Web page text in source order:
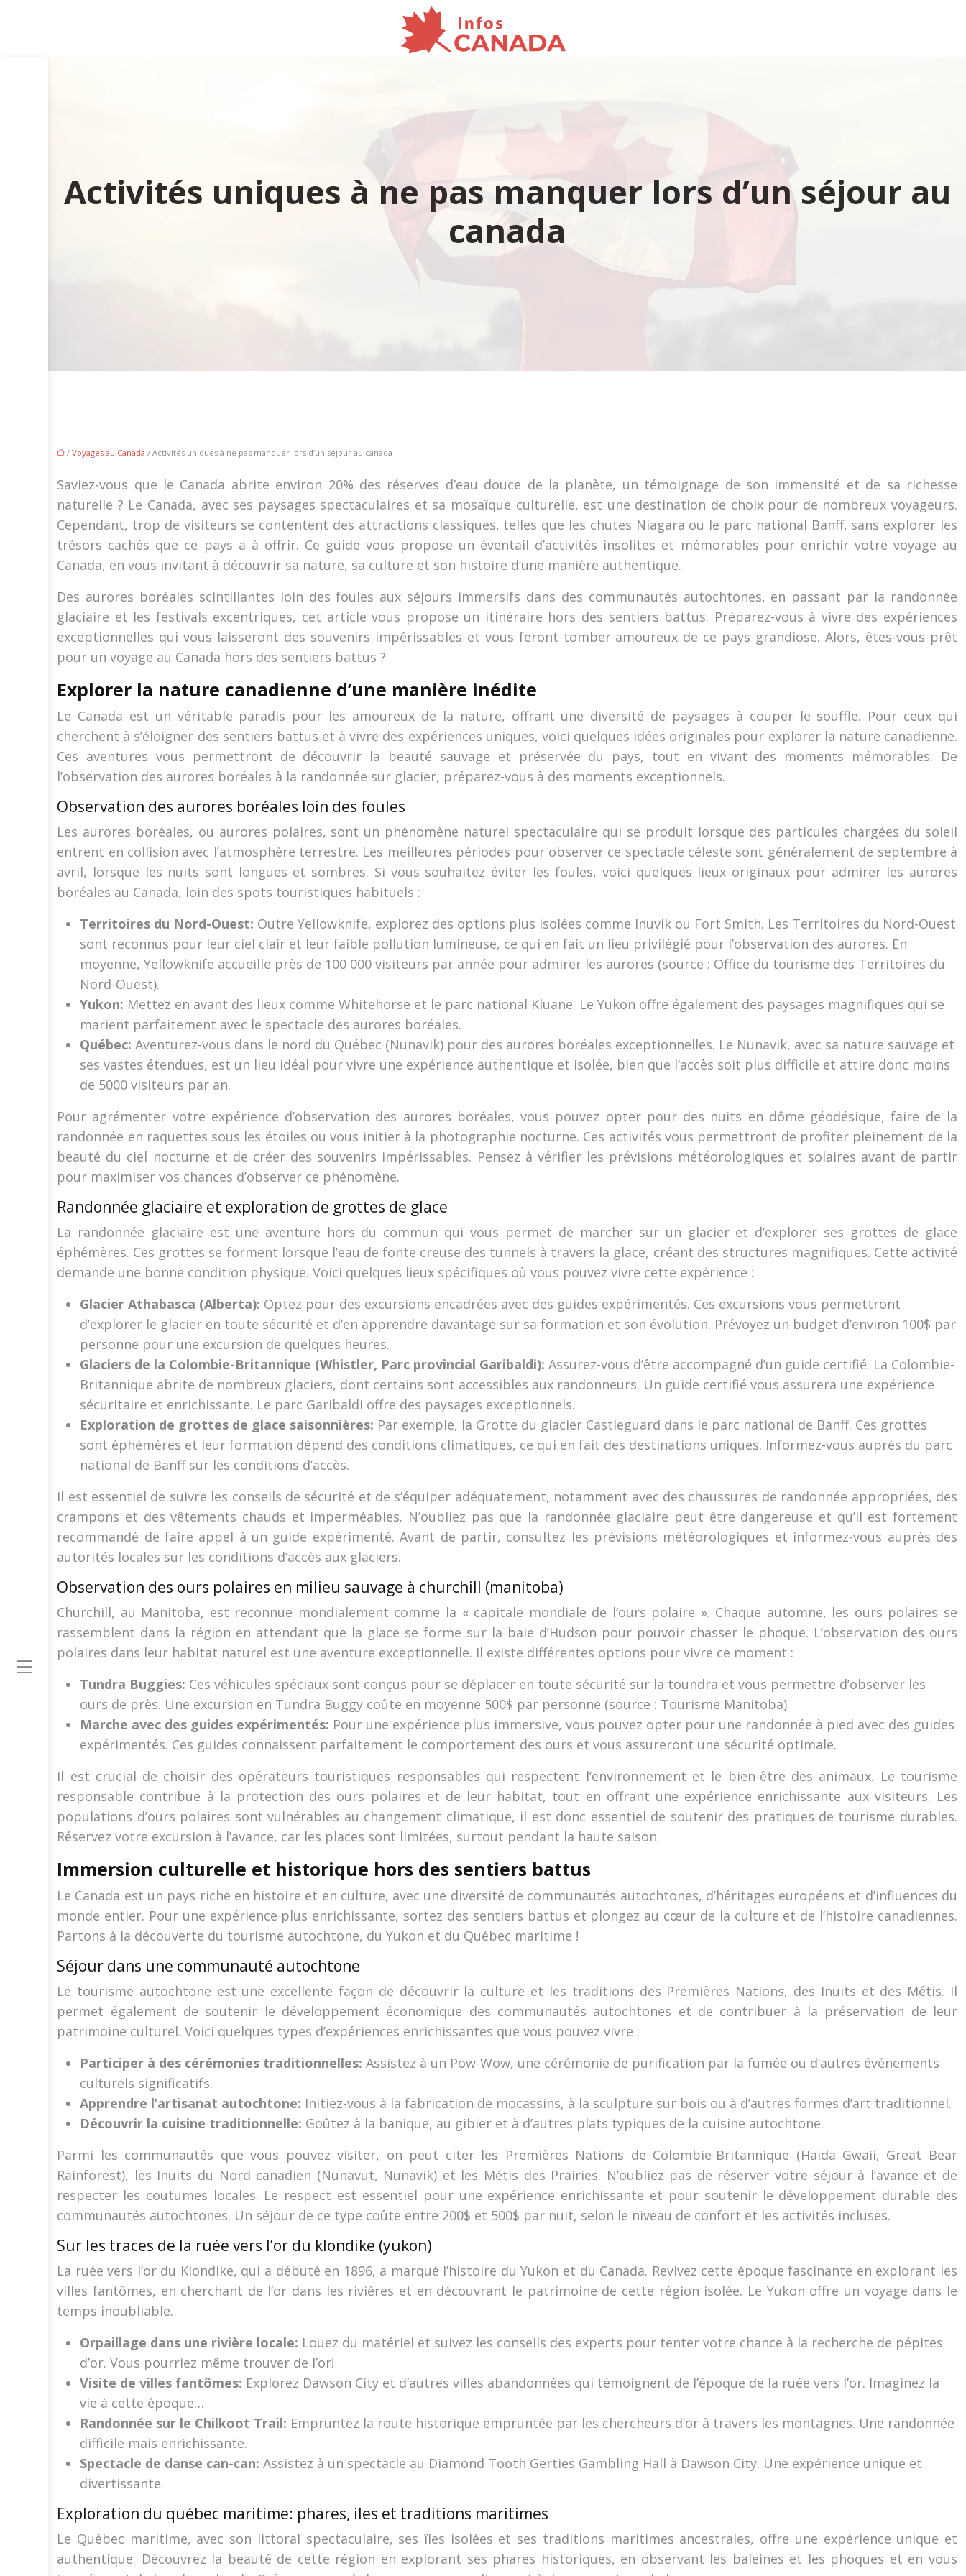
Activités uniques à ne pas manquer lors d’un séjour au
canada
/Voyages au Canada / Activités uniques à ne pas manquer lors d’un séjour au canada
Saviez-vous que le Canada abrite environ 20% des réserves d’eau douce de la planète, un témoignage de son immensité et de sa richesse
naturelle ? Le Canada, avec ses paysages spectaculaires et sa mosaïque culturelle, est une destination de choix pour de nombreux voyageurs.
Cependant, trop de visiteurs se contentent des attractions classiques, telles que les chutes Niagara ou le parc national Banff, sans explorer les
trésors cachés que ce pays a à offrir. Ce guide vous propose un éventail d’activités insolites et mémorables pour enrichir votre voyage au
Canada, en vous invitant à découvrir sa nature, sa culture et son histoire d’une manière authentique.
Des aurores boréales scintillantes loin des foules aux séjours immersifs dans des communautés autochtones, en passant par la randonnée
glaciaire et les festivals excentriques, cet article vous propose un itinéraire hors des sentiers battus. Préparez-vous à vivre des expériences
exceptionnelles qui vous laisseront des souvenirs impérissables et vous feront tomber amoureux de ce pays grandiose. Alors, êtes-vous prêt
pour un voyage au Canada hors des sentiers battus ?
Explorer la nature canadienne d’une manière inédite
Le Canada est un véritable paradis pour les amoureux de la nature, offrant une diversité de paysages à couper le souffle. Pour ceux qui
cherchent à s’éloigner des sentiers battus et à vivre des expériences uniques, voici quelques idées originales pour explorer la nature canadienne.
Ces aventures vous permettront de découvrir la beauté sauvage et préservée du pays, tout en vivant des moments mémorables. De
l’observation des aurores boréales à la randonnée sur glacier, préparez-vous à des moments exceptionnels.
Observation des aurores boréales loin des foules
Les aurores boréales, ou aurores polaires, sont un phénomène naturel spectaculaire qui se produit lorsque des particules chargées du soleil
entrent en collision avec l’atmosphère terrestre. Les meilleures périodes pour observer ce spectacle céleste sont généralement de septembre à
avril, lorsque les nuits sont longues et sombres. Si vous souhaitez éviter les foules, voici quelques lieux originaux pour admirer les aurores
boréales au Canada, loin des spots touristiques habituels :
Territoires du Nord-Ouest: Outre Yellowknife, explorez des options plus isolées comme Inuvik ou Fort Smith. Les Territoires du Nord-Ouest
sont reconnus pour leur ciel clair et leur faible pollution lumineuse, ce qui en fait un lieu privilégié pour l’observation des aurores. En
moyenne, Yellowknife accueille près de 100 000 visiteurs par année pour admirer les aurores (source : Office du tourisme des Territoires du
Nord-Ouest).
Yukon: Mettez en avant des lieux comme Whitehorse et le parc national Kluane. Le Yukon offre également des paysages magnifiques qui se
marient parfaitement avec le spectacle des aurores boréales.
Québec:Aventurez-vous dans le nord du Québec (Nunavik) pour des aurores boréales exceptionnelles. Le Nunavik, avec sa nature sauvage et
ses vastes étendues, est un lieu idéal pour vivre une expérience authentique et isolée, bien que l’accès soit plus difficile et attire donc moins
de 5000 visiteurs par an.
Pour agrémenter votre expérience d’observation des aurores boréales, vous pouvez opter pour des nuits en dôme géodésique, faire de la
randonnée en raquettes sous les étoiles ou vous initier à la photographie nocturne. Ces activités vous permettront de profiter pleinement de la
beauté du ciel nocturne et de créer des souvenirs impérissables. Pensez à vérifier les prévisions météorologiques et solaires avant de partir
pour maximiser vos chances d’observer ce phénomène.
Randonnée glaciaire et exploration de grottes de glace
La randonnée glaciaire est une aventure hors du commun qui vous permet de marcher sur un glacier et d’explorer ses grottes de glace
éphémères. Ces grottes se forment lorsque l’eau de fonte creuse des tunnels à travers la glace, créant des structures magnifiques. Cette activité
demande une bonne condition physique. Voici quelques lieux spécifiques où vous pouvez vivre cette expérience :
Glacier Athabasca (Alberta): Optez pour des excursions encadrées avec des guides expérimentés. Ces excursions vous permettront
d’explorer le glacier en toute sécurité et d’en apprendre davantage sur sa formation et son évolution. Prévoyez un budget d’environ 100$ par
personne pour une excursion de quelques heures.
Glaciers de la Colombie-Britannique (Whistler, Parc provincial Garibaldi):Assurez-vous d’être accompagné d’un guide certifié. La Colombie-
Britannique abrite de nombreux glaciers, dont certains sont accessibles aux randonneurs. Un guide certifié vous assurera une expérience
sécuritaire et enrichissante. Le parc Garibaldi offre des paysages exceptionnels.
Exploration de grottes de glace saisonnières: Par exemple, la Grotte du glacier Castleguard dans le parc national de Banff. Ces grottes
sont éphémères et leur formation dépend des conditions climatiques, ce qui en fait des destinations uniques. Informez-vous auprès du parc
national de Banff sur les conditions d’accès.
Il est essentiel de suivre les conseils de sécurité et de s’équiper adéquatement, notamment avec des chaussures de randonnée appropriées, des
crampons et des vêtements chauds et imperméables. N’oubliez pas que la randonnée glaciaire peut être dangereuse et qu’il est fortement
recommandé de faire appel à un guide expérimenté. Avant de partir, consultez les prévisions météorologiques et informez-vous auprès des
autorités locales sur les conditions d’accès aux glaciers.
Observation des ours polaires en milieu sauvage à churchill (manitoba)
Churchill, au Manitoba, est reconnue mondialement comme la « capitale mondiale de l’ours polaire ». Chaque automne, les ours polaires se
rassemblent dans la région en attendant que la glace se forme sur la baie d’Hudson pour pouvoir chasser le phoque. L’observation des ours
polaires dans leur habitat naturel est une aventure exceptionnelle. Il existe différentes options pour vivre ce moment :
Tundra Buggies: Ces véhicules spéciaux sont conçus pour se déplacer en toute sécurité sur la toundra et vous permettre d’observer les
ours de près. Une excursion en Tundra Buggy coûte en moyenne 500$ par personne (source : Tourisme Manitoba).
Marche avec des guides expérimentés: Pour une expérience plus immersive, vous pouvez opter pour une randonnée à pied avec des guides
expérimentés. Ces guides connaissent parfaitement le comportement des ours et vous assureront une sécurité optimale.
Il est crucial de choisir des opérateurs touristiques responsables qui respectent l’environnement et le bien-être des animaux. Le tourisme
responsable contribue à la protection des ours polaires et de leur habitat, tout en offrant une expérience enrichissante aux visiteurs. Les
populations d’ours polaires sont vulnérables au changement climatique, il est donc essentiel de soutenir des pratiques de tourisme durables.
Réservez votre excursion à l’avance, car les places sont limitées, surtout pendant la haute saison.
Immersion culturelle et historique hors des sentiers battus
Le Canada est un pays riche en histoire et en culture, avec une diversité de communautés autochtones, d’héritages européens et d’influences du
monde entier. Pour une expérience plus enrichissante, sortez des sentiers battus et plongez au cœur de la culture et de l’histoire canadiennes.
Partons à la découverte du tourisme autochtone, du Yukon et du Québec maritime !
Séjour dans une communauté autochtone
Le tourisme autochtone est une excellente façon de découvrir la culture et les traditions des Premières Nations, des Inuits et des Métis. Il
permet également de soutenir le développement économique des communautés autochtones et de contribuer à la préservation de leur
patrimoine culturel. Voici quelques types d’expériences enrichissantes que vous pouvez vivre :
Participer à des cérémonies traditionnelles:Assistez à un Pow-Wow, une cérémonie de purification par la fumée ou d’autres événements
culturels significatifs.
Apprendre l’artisanat autochtone: Initiez-vous à la fabrication de mocassins, à la sculpture sur bois ou à d’autres formes d’art traditionnel.
Découvrir la cuisine traditionnelle: Goûtez à la banique, au gibier et à d’autres plats typiques de la cuisine autochtone.
Parmi les communautés que vous pouvez visiter, on peut citer les Premières Nations de Colombie-Britannique (Haida Gwaii, Great Bear
Rainforest), les Inuits du Nord canadien (Nunavut, Nunavik) et les Métis des Prairies. N’oubliez pas de réserver votre séjour à l’avance et de
respecter les coutumes locales. Le respect est essentiel pour une expérience enrichissante et pour soutenir le développement durable des
communautés autochtones. Un séjour de ce type coûte entre 200$ et 500$ par nuit, selon le niveau de confort et les activités incluses.
Sur les traces de la ruée vers l’or du klondike (yukon)
La ruée vers l’or du Klondike, qui a débuté en 1896, a marqué l’histoire du Yukon et du Canada. Revivez cette époque fascinante en explorant les
villes fantômes, en cherchant de l’or dans les rivières et en découvrant le patrimoine de cette région isolée. Le Yukon offre un voyage dans le
temps inoubliable.
Orpaillage dans une rivière locale: Louez du matériel et suivez les conseils des experts pour tenter votre chance à la recherche de pépites
d’or. Vous pourriez même trouver de l’or!
Visite de villes fantômes: Explorez Dawson City et d’autres villes abandonnées qui témoignent de l’époque de la ruée vers l’or. Imaginez la
vie à cette époque…
Randonnée sur le Chilkoot Trail: Empruntez la route historique empruntée par les chercheurs d’or à travers les montagnes. Une randonnée
difficile mais enrichissante.
Spectacle de danse can-can:Assistez à un spectacle au Diamond Tooth Gerties Gambling Hall à Dawson City. Une expérience unique et
divertissante.
Exploration du québec maritime: phares, iles et traditions maritimes
Le Québec maritime, avec son littoral spectaculaire, ses îles isolées et ses traditions maritimes ancestrales, offre une expérience unique et
authentique. Découvrez la beauté de cette région en explorant ses phares historiques, en observant les baleines et les phoques et en vous